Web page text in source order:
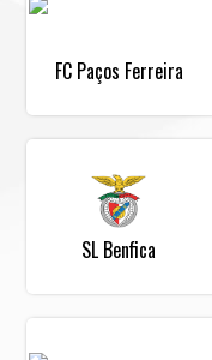
FC Paços Ferreira
SL Benfica